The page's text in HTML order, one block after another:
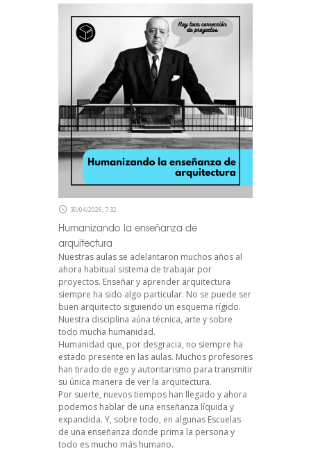
30/04/2026, 7:32
Humanizando la enseñanza de
arquitectura
Nuestras aulas se adelantaron muchos años al
ahora habitual sistema de trabajar por
proyectos. Enseñar y aprender arquitectura
siempre ha sido algo particular. No se puede ser
buen arquitecto siguiendo un esquema rígido.
Nuestra disciplina aúna técnica, arte y sobre
todo mucha humanidad.
Humanidad que, por desgracia, no siempre ha
estado presente en las aulas. Muchos profesores
han tirado de ego y autoritarismo para transmitir
su única manera de ver la arquitectura.
Por suerte, nuevos tiempos han llegado y ahora
podemos hablar de una enseñanza líquida y
expandida. Y, sobre todo, en algunas Escuelas
de una enseñanza donde prima la persona y
todo es mucho más humano.